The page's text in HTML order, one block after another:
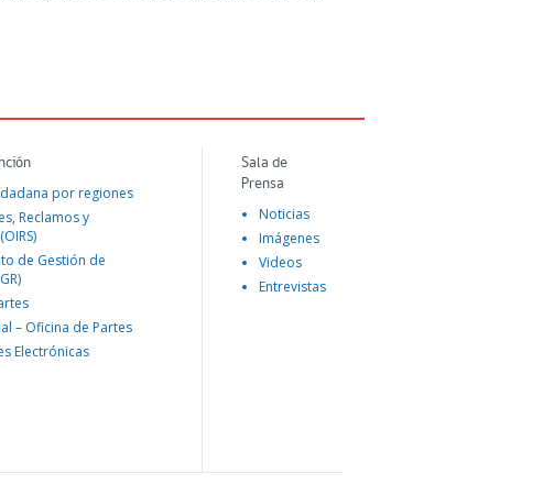
por regiones
Reclamos y
de Gestión de
– Oficina de Partes
Electrónicas
Sala de
Prensa
Noticias
Imágenes
Videos
Entrevistas